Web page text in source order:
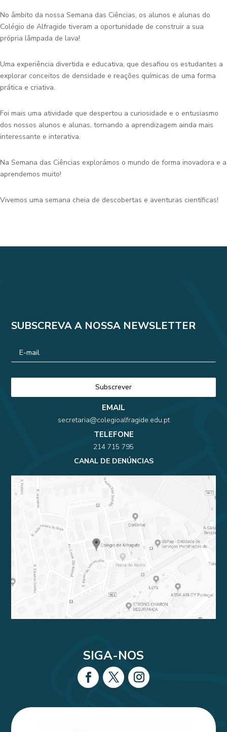
No âmbito da nossa Semana das Ciências, os alunos e alunas do
Colégio de Alfragide tiveram a oportunidade de construir a sua
própria lâmpada de lava!
Uma experiência divertida e educativa, que desafiou os estudantes a
explorar conceitos de densidade e reações químicas de uma forma
prática e criativa.
Foi mais uma atividade que despertou a curiosidade e o entusiasmo
dos nossos alunos e alunas, tornando a aprendizagem ainda mais
interessante e interativa.
Na Semana das Ciências explorámos o mundo de forma inovadora e a
aprendemos muito!
Vivemos uma semana cheia de descobertas e aventuras científicas!
SUBSCREVA A NOSSA NEWSLETTER
EMAIL
secretaria@colegioalfragide.edu.pt
TELEFONE
214 715 795
CANAL DE DENÚNCIAS
SIGA-NOS